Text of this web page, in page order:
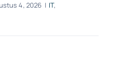
4, 2026 | IT,